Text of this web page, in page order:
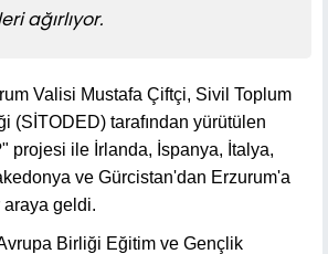
ağırlıyor.
Valisi Mustafa Çiftçi, Sivil Toplum
(SİTODED) tarafından yürütülen
projesi ile İrlanda, İspanya, İtalya,
ve Gürcistan'dan Erzurum'a
geldi.
Avrupa Birliği Eğitim ve Gençlik